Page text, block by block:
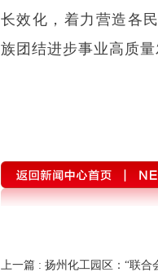
长效化，着力营造各
族团结进步事业高质量
上一篇 : 扬州化工园区：“联合